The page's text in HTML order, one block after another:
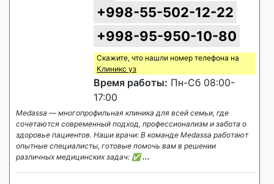
+998-55-502-12-22
+998-95-950-10-80
Скажите, что нашли номер телефона на
Клиникс уз
Время работы: Пн-Сб 08:00-
17:00
Medassa — многопрофильная клиника для всей семьи, где
сочетаются современный подход, профессионализм и забота о
здоровье пациентов. Наши врачи: В команде Medassa работают
опытные специалисты, готовые помочь вам в решении
различных медицинских задач: ✅...